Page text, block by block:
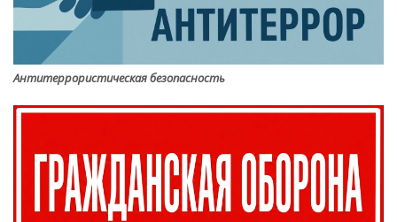
Антитеррористическая безопасность